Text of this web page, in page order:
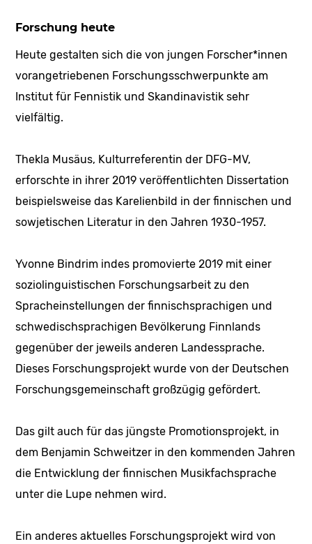
Forschung heute
Heute gestalten sich die von jungen Forscher*innen
vorangetriebenen Forschungsschwerpunkte am
Institut für Fennistik und Skandinavistik sehr
vielfältig.
Thekla Musäus, Kulturreferentin der DFG-MV,
erforschte in ihrer 2019 veröffentlichten Dissertation
beispielsweise das Karelienbild in der finnischen und
sowjetischen Literatur in den Jahren 1930-1957.
Yvonne Bindrim indes promovierte 2019 mit einer
soziolinguistischen Forschungsarbeit zu den
Spracheinstellungen der finnischsprachigen und
schwedischsprachigen Bevölkerung Finnlands
gegenüber der jeweils anderen Landessprache.
Dieses Forschungsprojekt wurde von der Deutschen
Forschungsgemeinschaft großzügig gefördert.
Das gilt auch für das jüngste Promotionsprojekt, in
dem Benjamin Schweitzer in den kommenden Jahren
die Entwicklung der finnischen Musikfachsprache
unter die Lupe nehmen wird.
Ein anderes aktuelles Forschungsprojekt wird von